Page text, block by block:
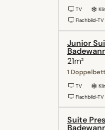
TV
Flachbild-TV
Junior
21m²
1 Doppelbett
TV
Flachbild-TV
Suite